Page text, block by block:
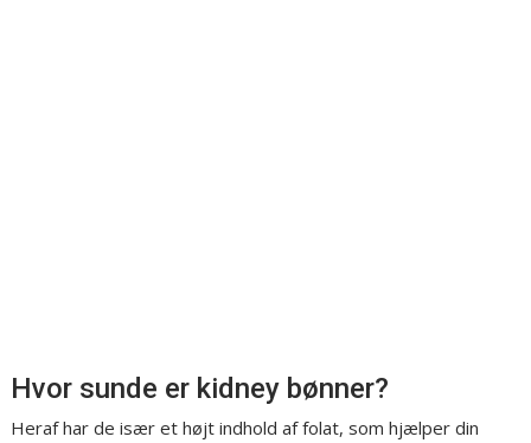
Hvor sunde er kidney bønner?
Heraf har de især et højt indhold af folat, som hjælper din